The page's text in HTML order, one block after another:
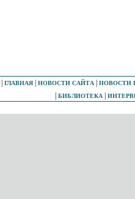
ГЛАВНАЯ| НОВОСТИ САЙТА| НОВОСТИ
БИБЛИОТЕКА|